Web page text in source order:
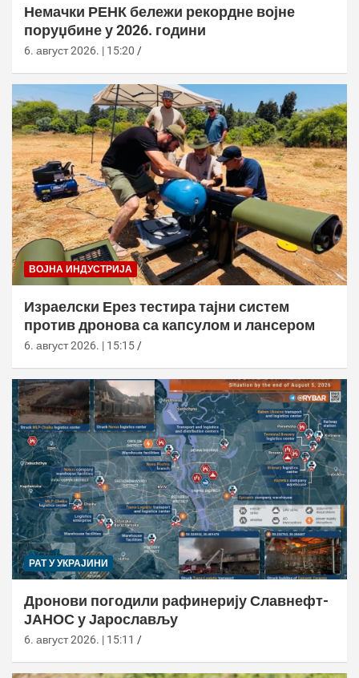
Немачки РЕНК бележи рекордне војне
поруџбине у 2026. години
6. август 2026. | 15:20
ВОЈНА ИНДУСТРИЈА
Израелски Ерез тестира тајни систем
против дронова са капсулом и лансером
6. август 2026. | 15:15
РАТ У УКРАЈИНИ
Дронови погодили рафинерију Славнефт-
ЈАНОС у Јарослављу
6. август 2026. | 15:11